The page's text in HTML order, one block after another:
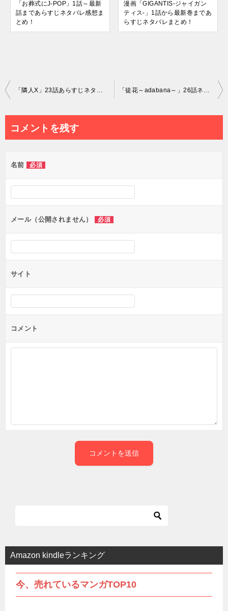
「お葬式にJ-POP」1話～最新
話まであらすじネタバレ感想ま
とめ！
漫画「GIGANTIS-ジャイガン
ティス-」1話から最新巻まであ
らすじネタバレまとめ！
投
ビ
ー
シ
ン
「隣人X」23話あらすじネタバレ感想！眉村仁のブチキレた顔がイケメンすぎ！ 「徒花～adabana～」26話ネタバレ感想｜証人尋問で好青年の仮面が崩れる瞬間
コメントを残す
名前 必須
メール（公開されません） 必須
サイト
コメント
Amazon kindleランキング
今、売れているマンガTOP10